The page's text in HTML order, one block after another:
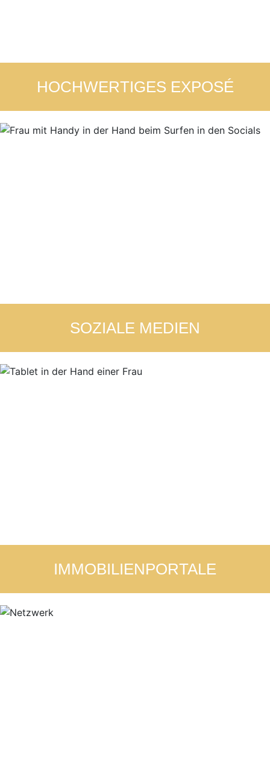
HOCHWERTIGES EXPOSÉ
SOZIALE MEDIEN
IMMOBILIENPORTALE